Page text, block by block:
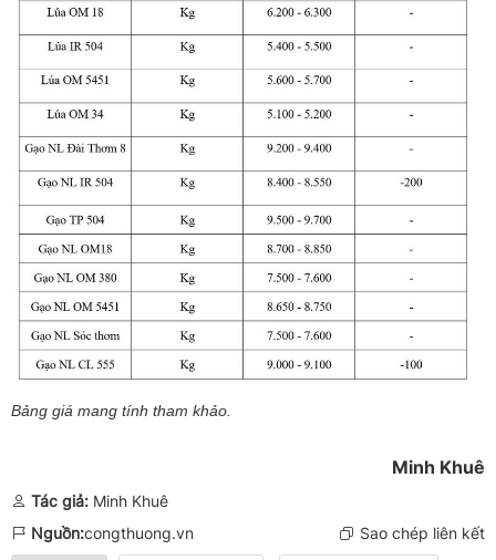
Bảng giá mang tính tham khảo.
Minh Khuê
Tác giả: Minh Khuê
Nguồn:congthuong.vn Sao chép liên kết